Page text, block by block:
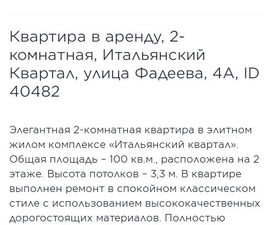
Квартира в аренду, 2-
комнатная, Итальянский
Квартал, улица Фадеева, 4A, ID
40482
Элегантная 2-комнатная квартира в элитном
жилом комплексе «Итальянский квартал».
Общая площадь – 100 кв.м., расположена на 2
этаже. Высота потолков – 3,3 м. В квартире
выполнен ремонт в спокойном классическом
стиле с использованием высококачественных
дорогостоящих материалов. Полностью